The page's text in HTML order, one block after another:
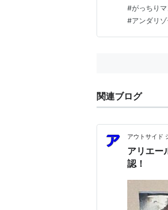
＆スパ アン
#がっちり
#アンダリ
関連ブログ
アウトサイド
アリエー
認！